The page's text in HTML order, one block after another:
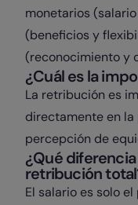
monetarios
(beneficios y
(reconocimiento y
¿Cuál es la
La retribución es
directamente en la
percepción de
¿Qué
retribución
El salario es solo